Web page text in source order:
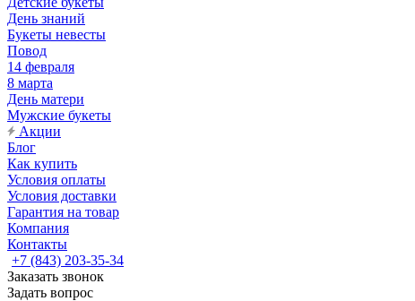
День знаний
Букеты невесты
Повод
14 февраля
8 марта
День матери
Мужские букеты
Акции
Блог
Как купить
Условия оплаты
Условия доставки
Гарантия на товар
Компания
Контакты
+7 (843) 203-35-34
Заказать звонок
Задать вопрос